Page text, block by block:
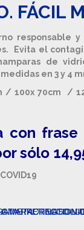
FÁCIL
responsable
Evita el
de
en 3 y 4
/ 100x 70cm /
con
sólo